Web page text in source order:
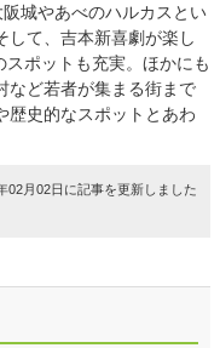
城やあべのハルカスとい
して、吉本新喜劇が楽し
ポットも充実。ほかにも
など若者が集まる街まで
歴史的なスポットとあわ
02月02日に記事を更新しました